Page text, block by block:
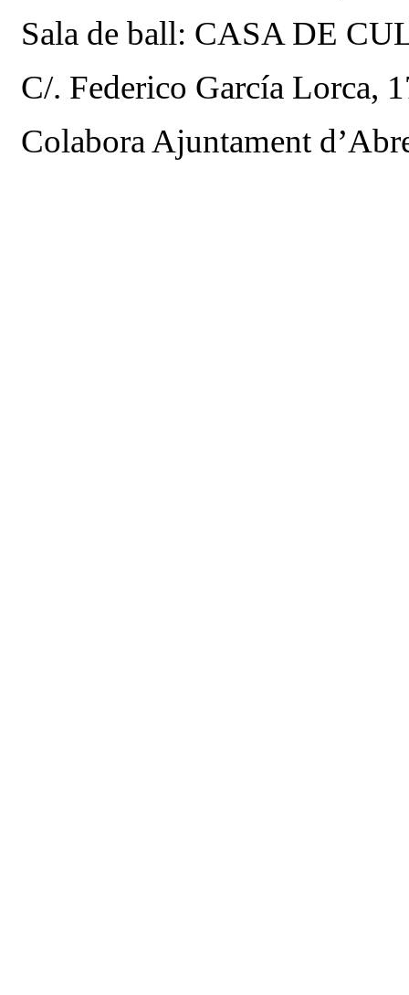
Sala de ball: CASA DE
C/. Federico García Lorca,
Colabora Ajuntament